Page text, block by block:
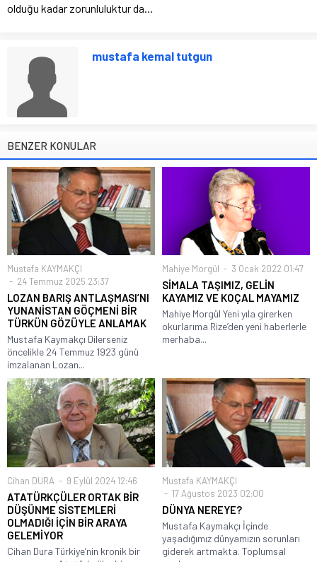
olduğu kadar zorunluluktur da…
mustafa kemal tutgun
BENZER KONULAR
Mustafa KAYMAKÇI
24 Temmuz 2025 23:37
LOZAN BARIŞ ANTLAŞMASI’NI
YUNANİSTAN GÖÇMENİ BİR
TÜRKÜN GÖZÜYLE ANLAMAK
Mustafa Kaymakçı Dilerseniz
öncelikle 24 Temmuz 1923 günü
imzalanan Lozan...
Mahiye Morgül 3 Ocak 2022 01:47
SİMALA TAŞIMIZ, GELİN
KAYAMIZ VE KOÇAL MAYAMIZ
Mahiye Morgül Yeni yıla girerken
okurlarıma Rize’den yeni haberlerle
merhaba...
Cihan DURA 9 Eylül 2024 12:46
ATATÜRKÇÜLER ORTAK BİR
DÜŞÜNME SİSTEMLERİ
OLMADIĞI İÇİN BİR ARAYA
GELEMİYOR
Cihan Dura Türkiye’nin kronik bir
Mustafa KAYMAKÇI
17 Ağustos 2023 02:00
DÜNYA NEREYE?
Mustafa Kaymakçı İçinde
yaşadığımız dünyamızın sorunları
giderek artmakta. Toplumsal